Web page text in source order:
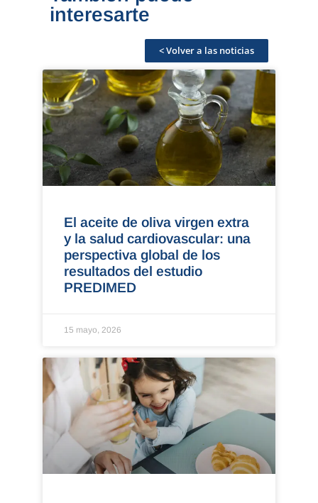
interesarte
< Volver a las noticias
El aceite de oliva virgen extra
y la salud cardiovascular: una
perspectiva global de los
resultados del estudio
PREDIMED
15 mayo, 2026